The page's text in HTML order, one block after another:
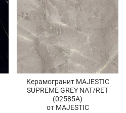
Керамогранит MAJESTIC
SUPREME GREY NAT/RET
(02585A)
от MAJESTIC